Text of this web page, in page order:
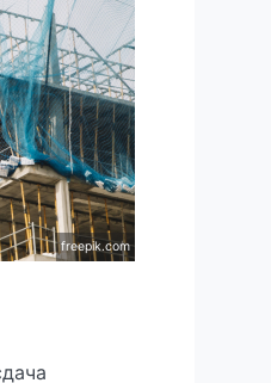
freepik.com